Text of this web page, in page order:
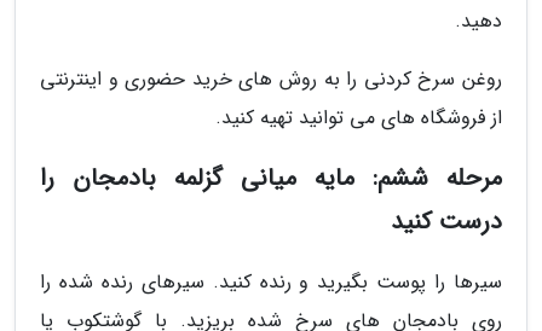
دهید.
روغن سرخ کردنی را به روش های خرید حضوری و اینترنتی
از فروشگاه های می توانید تهیه کنید.
مرحله ششم: مایه میانی گزلمه بادمجان را
درست کنید
سیرها را پوست بگیرید و رنده کنید. سیرهای رنده شده را
روی بادمجان های سرخ شده بریزید. با گوشتکوب یا